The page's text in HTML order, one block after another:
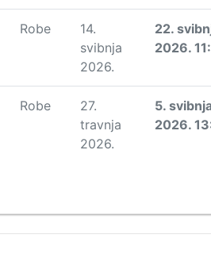
Robe
14.
svibnja
2026.
22.
2026.
Robe
27.
travnja
2026.
5.
2026.